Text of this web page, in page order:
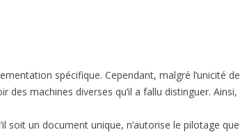
spécifique. Cependant, malgré l’unicité de
des machines diverses qu’il a fallu distinguer. Ainsi,
soit un document unique, n’autorise le pilotage que